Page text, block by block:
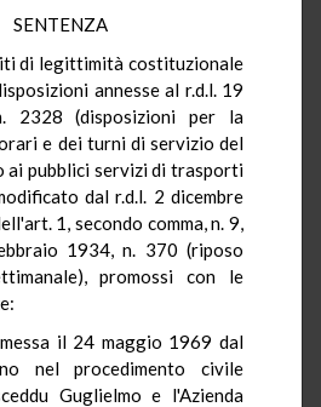
SENTENZA
di legittimità costituzionale
annesse al r.d.l. 19
2328 (disposizioni per la
e dei turni di servizio del
ai pubblici servizi di trasporti
dal r.d.l. 2 dicembre
1, secondo comma, n. 9,
1934, n. 370 (riposo
promossi con le
il 24 maggio 1969 dal
nel procedimento civile
Guglielmo e l'Azienda